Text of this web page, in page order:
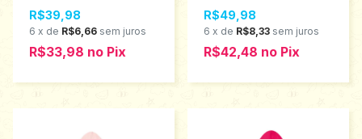
2790
R$39,98
6 x de R$6,66 sem juros
R$33,98 no Pix
8 2803
R$49,98
6 x de R$8,33 sem juros
R$42,48 no Pix